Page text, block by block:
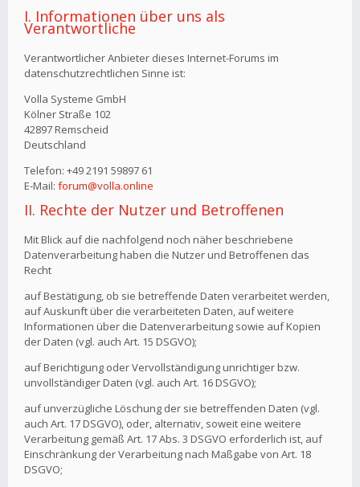
I. Informationen über uns als
Verantwortliche
Verantwortlicher Anbieter dieses Internet-Forums im
datenschutzrechtlichen Sinne ist:
Volla Systeme GmbH
Kölner Straße 102
42897 Remscheid
Deutschland
Telefon: +49 2191 59897 61
E-Mail: forum@volla.online
II. Rechte der Nutzer und Betroffenen
Mit Blick auf die nachfolgend noch näher beschriebene
Datenverarbeitung haben die Nutzer und Betroffenen das
Recht
auf Bestätigung, ob sie betreffende Daten verarbeitet werden,
auf Auskunft über die verarbeiteten Daten, auf weitere
Informationen über die Datenverarbeitung sowie auf Kopien
der Daten (vgl. auch Art. 15 DSGVO);
auf Berichtigung oder Vervollständigung unrichtiger bzw.
unvollständiger Daten (vgl. auch Art. 16 DSGVO);
auf unverzügliche Löschung der sie betreffenden Daten (vgl.
auch Art. 17 DSGVO), oder, alternativ, soweit eine weitere
Verarbeitung gemäß Art. 17 Abs. 3 DSGVO erforderlich ist, auf
Einschränkung der Verarbeitung nach Maßgabe von Art. 18
DSGVO;